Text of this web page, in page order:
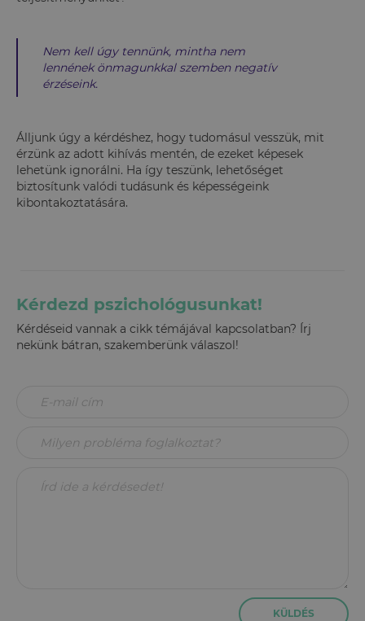
Nem kell úgy tennünk, mintha nem
lennének önmagunkkal szemben negatív
érzéseink.
Álljunk úgy a kérdéshez, hogy tudomásul vesszük, mit
érzünk az adott kihívás mentén, de ezeket képesek
lehetünk ignorálni. Ha így teszünk, lehetőséget
biztosítunk valódi tudásunk és képességeink
kibontakoztatására.
Kérdezd pszichológusunkat!
Kérdéseid vannak a cikk témájával kapcsolatban? Írj
nekünk bátran, szakemberünk válaszol!
KÜLDÉS